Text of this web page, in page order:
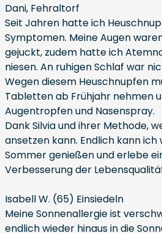
Dani, Fehraltorf
Seit Jahren hatte ich
Symptomen. Meine Augen
gejuckt, zudem hatte ich
niesen. An ruhigen Schlaf war
Wegen diesem Heuschnupfen
Tabletten ab Frühjahr nehmen
Augentropfen und Nasenspray.
Dank Silvia und ihrer Methode,
ansetzen kann. Endlich kann
Sommer genießen und erlebe
Verbesserung der
Isabell W. (65) Einsiedeln
Meine Sonnenallergie ist
endlich wieder hinaus in die